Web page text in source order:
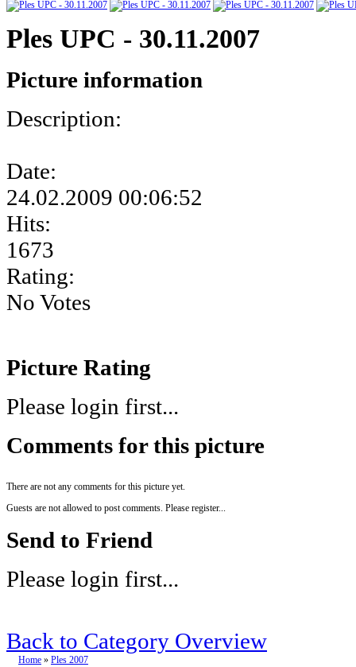
Ples UPC - 30.11.2007
Picture information
Description:
Date:
24.02.2009 00:06:52
Hits:
1673
Rating:
No Votes
Picture Rating
Please login first...
Comments for this picture
There are not any comments for this picture yet.
Guests are not allowed to post comments. Please register...
Send to Friend
Please login first...
Back to Category Overview
Home » Ples 2007